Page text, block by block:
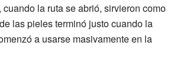
la ruta se abrió, sirvieron como
las pieles terminó justo cuando la
a usarse masivamente en la